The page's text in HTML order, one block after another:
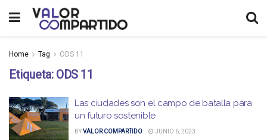
Home Tag ODS 11
Etiqueta: ODS 11
Las ciudades son el campo de batalla para
un futuro sostenible
BYVALOR COMPARTIDO JUNIO 6, 2023